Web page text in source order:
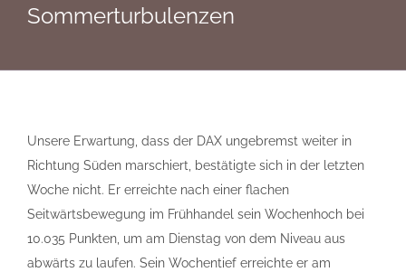
Sommerturbulenzen
Unsere Erwartung, dass der DAX ungebremst weiter in
Richtung Süden marschiert, bestätigte sich in der letzten
Woche nicht. Er erreichte nach einer flachen
Seitwärtsbewegung im Frühhandel sein Wochenhoch bei
10.035 Punkten, um am Dienstag von dem Niveau aus
abwärts zu laufen. Sein Wochentief erreichte er am